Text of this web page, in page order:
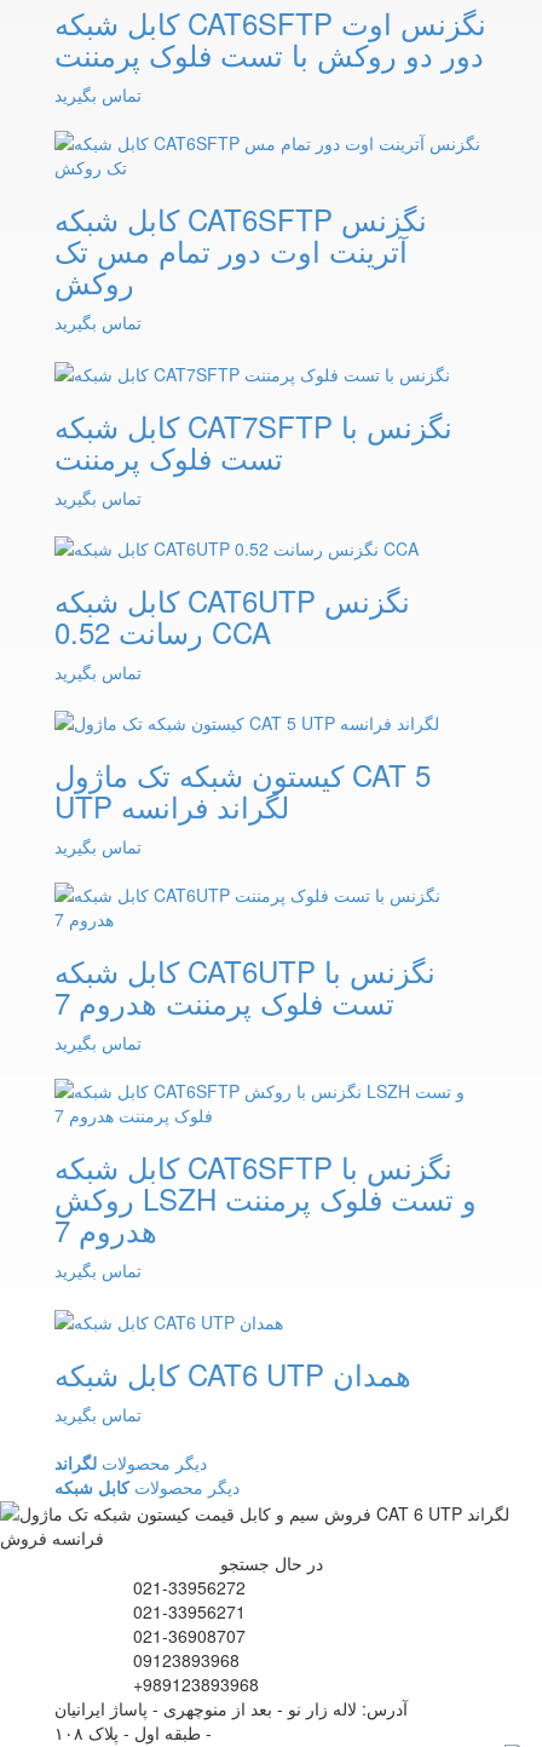
کابل شبکه CAT6SFTP نگزنس اوت
دور دو روکش با تست فلوک پرمننت
تماس بگیرید
کابل شبکه CAT6SFTP نگزنس
آترینت اوت دور تمام مس تک
روکش
تماس بگیرید
کابل شبکه CAT7SFTP نگزنس با
تست فلوک پرمننت
تماس بگیرید
کابل شبکه CAT6UTP نگزنس
رسانت 0.52 CCA
تماس بگیرید
کیستون شبکه تک ماژول CAT 5
UTP لگراند فرانسه
تماس بگیرید
کابل شبکه CAT6UTP نگزنس با
تست فلوک پرمننت هدروم 7
تماس بگیرید
کابل شبکه CAT6SFTP نگزنس با
روکش LSZH و تست فلوک پرمننت
هدروم 7
تماس بگیرید
کابل شبکه CAT6 UTP همدان
تماس بگیرید
دیگر محصولات لگراند
دیگر محصولاتکابل شبکه
در حال جستجو
021-33956272
021-33956271
021-36908707
09123893968
+989123893968
آدرس: لاله زار نو - بعد از منوچهری - پاساژ ایرانیان
- طبقه اول - پلاک ۱۰۸